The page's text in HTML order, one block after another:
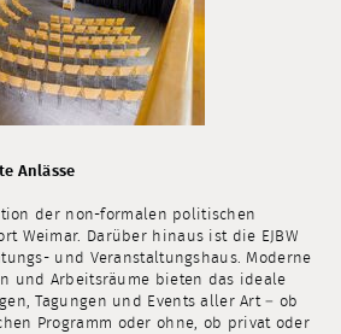
Anlässe
der non-formalen politischen
Weimar. Darüber hinaus ist die EJBW
und Veranstaltungshaus. Moderne
und Arbeitsräume bieten das ideale
Tagungen und Events aller Art – ob
Programm oder ohne, ob privat oder